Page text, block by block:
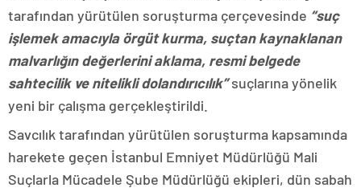
tarafından yürütülen soruşturma çerçevesinde “suç
işlemek amacıyla örgüt kurma, suçtan kaynaklanan
malvarlığın değerlerini aklama, resmi belgede
sahtecilik ve nitelikli dolandırıcılık”suçlarına yönelik
yeni bir çalışma gerçekleştirildi.
Savcılık tarafından yürütülen soruşturma kapsamında
harekete geçen İstanbul Emniyet Müdürlüğü Mali
Suçlarla Mücadele Şube Müdürlüğü ekipleri, dün sabah